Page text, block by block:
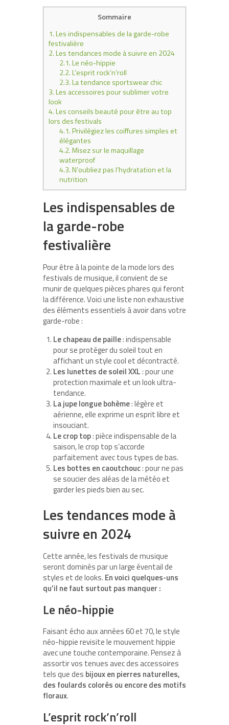
Sommaire
1.Les indispensables de la garde-robe
festivalière
2.Les tendances mode à suivre en 2024
2.1.Le néo-hippie
2.2.L’esprit rock’n’roll
2.3.La tendance sportswear chic
3.Les accessoires pour sublimer votre
look
4.Les conseils beauté pour être au top
lors des festivals
4.1.Privilégiez les coiffures simples et
élégantes
4.2.Misez sur le maquillage
waterproof
4.3.N’oubliez pas l’hydratation et la
nutrition
Les indispensables de
la garde-robe
festivalière
Pour être à la pointe de la mode lors des
festivals de musique, il convient de se
munir de quelques pièces phares qui feront
la différence. Voici une liste non exhaustive
des éléments essentiels à avoir dans votre
garde-robe :
Le chapeau de paille: indispensable
pour se protéger du soleil tout en
affichant un style cool et décontracté.
Les lunettes de soleil XXL: pour une
protection maximale et un look ultra-
tendance.
La jupe longue bohème: légère et
aérienne, elle exprime un esprit libre et
insouciant.
Le crop top: pièce indispensable de la
saison, le crop top s’accorde
parfaitement avec tous types de bas.
Les bottes en caoutchouc: pour ne pas
se soucier des aléas de la météo et
garder les pieds bien au sec.
Les tendances mode à
suivre en 2024
Cette année, les festivals de musique
seront dominés par un large éventail de
styles et de looks. En voici quelques-uns
qu’il ne faut surtout pas manquer :
Le néo-hippie
Faisant écho aux années 60 et 70, le style
néo-hippie revisite le mouvement hippie
avec une touche contemporaine. Pensez à
assortir vos tenues avec des accessoires
tels que des bijoux en pierres naturelles,
des foulards colorés ou encore des motifs
floraux.
L’esprit rock’n’roll